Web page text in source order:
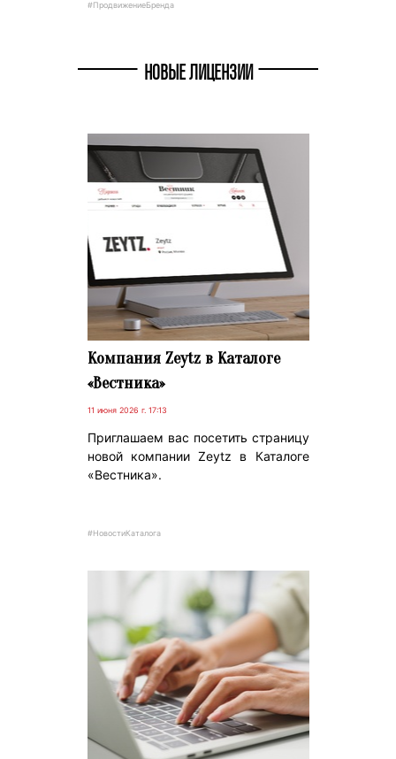
#ПродвижениеБренда
НОВЫЕ ЛИЦЕНЗИИ
Компания Zeytz в Каталоге
«Вестника»
11 июня 2026 г. 17:13
Приглашаем вас посетить страницу
новой компании Zeytz в Каталоге
«Вестника».
#НовостиКаталога